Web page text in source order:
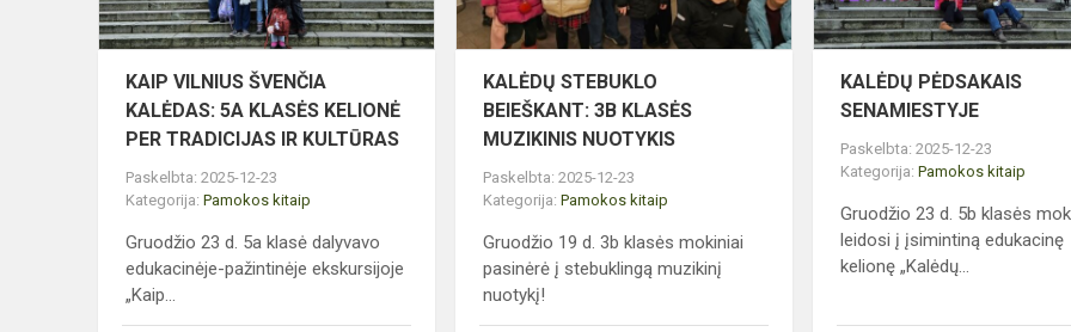
KELIONĖ
PER
TRADICI...
KAIP VILNIUS ŠVENČIA
KALĖDAS: 5A KLASĖS KELIONĖ
PER TRADICIJAS IR KULTŪRAS
Paskelbta: 2025-12-23
Kategorija: Pamokos kitaip
Gruodžio 23 d. 5a klasė dalyvavo
edukacinėje-pažintinėje ekskursijoje
„Kaip...
NUOTYKIS
KALĖDŲ STEBUKLO
BEIEŠKANT: 3B KLASĖS
MUZIKINIS NUOTYKIS
Paskelbta: 2025-12-23
Kategorija:Pamokos kitaip
Gruodžio 19 d. 3b klasės mokiniai
pasinėrė į stebuklingą muzikinį
nuotykį!
KALĖDŲ PĖDSAKAIS
SENAMIESTYJE
Paskelbta: 2025-12-23
Kategorija:Pamokos kitaip
Gruodžio 23 d. 5b klasės
leidosi į įsimintiną edukacinę
kelionę „Kalėdų...